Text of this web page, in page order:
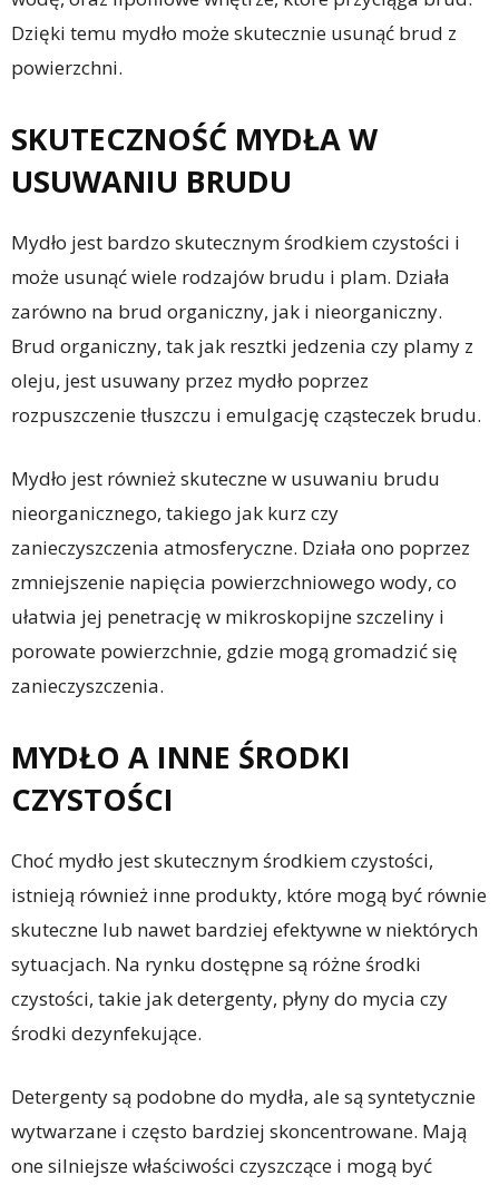
Dzięki temu mydło może skutecznie usunąć brud z
powierzchni.
SKUTECZNOŚĆ MYDŁA W
USUWANIU BRUDU
Mydło jest bardzo skutecznym środkiem czystości i
może usunąć wiele rodzajów brudu i plam. Działa
zarówno na brud organiczny, jak i nieorganiczny.
Brud organiczny, tak jak resztki jedzenia czy plamy z
oleju, jest usuwany przez mydło poprzez
rozpuszczenie tłuszczu i emulgację cząsteczek brudu.
Mydło jest również skuteczne w usuwaniu brudu
nieorganicznego, takiego jak kurz czy
zanieczyszczenia atmosferyczne. Działa ono poprzez
zmniejszenie napięcia powierzchniowego wody, co
ułatwia jej penetrację w mikroskopijne szczeliny i
porowate powierzchnie, gdzie mogą gromadzić się
zanieczyszczenia.
MYDŁO A INNE ŚRODKI
CZYSTOŚCI
Choć mydło jest skutecznym środkiem czystości,
istnieją również inne produkty, które mogą być równie
skuteczne lub nawet bardziej efektywne w niektórych
sytuacjach. Na rynku dostępne są różne środki
czystości, takie jak detergenty, płyny do mycia czy
środki dezynfekujące.
Detergenty są podobne do mydła, ale są syntetycznie
wytwarzane i często bardziej skoncentrowane. Mają
one silniejsze właściwości czyszczące i mogą być